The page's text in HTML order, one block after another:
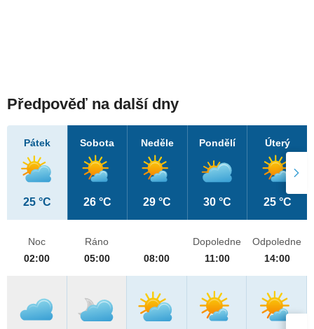
Předpověď na další dny
Pátek
25 °C
Sobota
26 °C
Neděle
29 °C
Pondělí
30 °C
Úterý
25 °C
Noc
02:00
Ráno
05:00
08:00
Dopoledne
11:00
Odpoledne
14:00